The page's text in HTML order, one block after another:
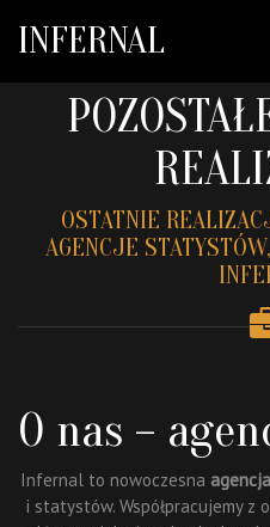
INFERNAL
OSTATNIE
AGENCJE
O nas –
Infernal to nowoczesna
i statystów. Współpracujemy z